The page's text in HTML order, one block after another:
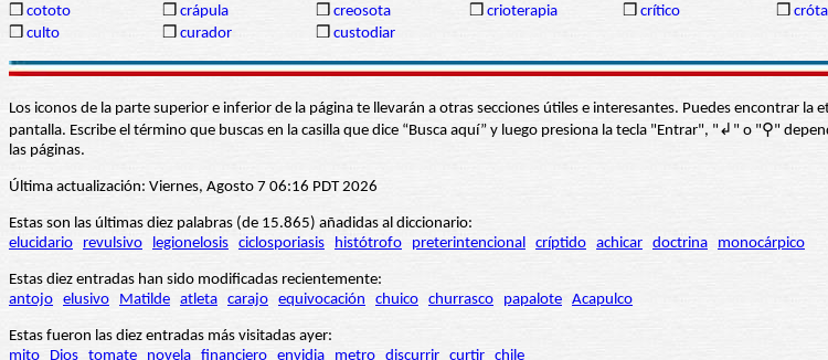
❒ cototo ❒ crápula ❒ creosota ❒ crioterapia ❒ crítico ❒
❒ culto ❒ curador ❒ custodiar
Los iconos de la parte superior e inferior de la página te llevarán a otras secciones útiles e interesantes. Puedes encontrar
pantalla. Escribe el término que buscas en la casilla que dice “Busca aquí” y luego presiona la tecla "Entrar", "↲" o "⚲"
las páginas.
Última actualización: Viernes, Agosto 7 06:16 PDT 2026
Estas son las últimas diez palabras (de 15.865) añadidas al diccionario:
elucidario
revulsivo legionelosis ciclosporiasis histótrofo preterintencional críptido achicar doctrina monocárpico
Estas diez entradas han sido modificadas recientemente:
antojo elusivo Matilde atleta carajo equivocación chuico churrasco papalote Acapulco
Estas fueron las diez entradas más visitadas ayer:
mito
Dios tomate novela financiero envidia metro discurrir curtir chile